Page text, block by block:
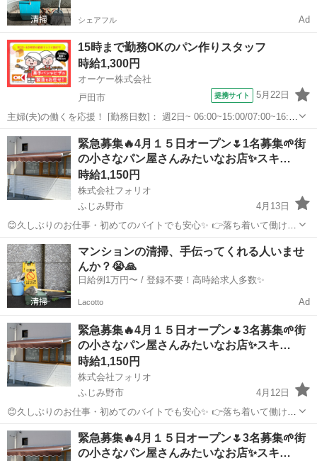
シェアフル Ad
15時まで勤務OKのパン作りスタッフ
時給1,300円
オーケー株式会社
戸田市
提携サイト 5月22日
主婦(夫)の働くを応援！ [勤務日数]： 週2日~ 06:00~15:00/07:00~16:00
月/火/水/木/金/土/日 などから選べます [勤務地・最寄駅]： 埼玉県戸田
市笹目北町 ２-１９ オーケー株式会社 北...
埼玉 戸田市 パン
緊急募集🔥4月１５日オープン🌷1名募集🌱街
の小さなパン屋さんみたいなお店✨スキ…
時給1,150円
株式会社フォリオ
ふじみ野市
4月13日
😊久しぶりのお仕事・初めてのバイトでも安心✨ 👉落ち着いて働ける
お店です🍴 ✨週2日〜OK 家庭と両立しやすい😊 シフトは相談ベース
で柔軟に調整できます◎ ￣￣￣￣￣￣￣￣￣￣￣￣￣￣￣￣ 💡こんな
お店です ...
埼玉 ふじみ野市 オープニング
マンションの清掃、手伝ってくれる人いませ
んか？😭🙏
日給例1万円〜 / 登録不要！高時給求人多数✨
Lacotto Ad
緊急募集🔥4月１５日オープン🌷3名募集🌱街
の小さなパン屋さんみたいなお店✨スキ…
時給1,150円
株式会社フォリオ
ふじみ野市
4月12日
😊久しぶりのお仕事・初めてのバイトでも安心✨ 👉落ち着いて働ける
お店です🍴 ✨週2日〜OK 家庭と両立しやすい😊 シフトは相談ベース
で柔軟に調整できます◎ ￣￣￣￣￣￣￣￣￣￣￣￣￣￣￣￣ 💡こんな
お店です ...
埼玉 ふじみ野市 パン オープニング
緊急募集🔥4月１５日オープン🌷3名募集🌱街
の小さなパン屋さんみたいなお店✨スキ…